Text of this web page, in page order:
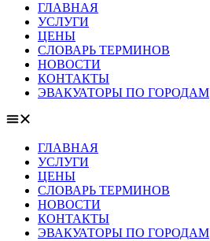
ГЛАВНАЯ
УСЛУГИ
ЦЕНЫ
СЛОВАРЬ ТЕРМИНОВ
НОВОСТИ
КОНТАКТЫ
ЭВАКУАТОРЫ ПО ГОРОДАМ
ГЛАВНАЯ
УСЛУГИ
ЦЕНЫ
СЛОВАРЬ ТЕРМИНОВ
НОВОСТИ
КОНТАКТЫ
ЭВАКУАТОРЫ ПО ГОРОДАМ